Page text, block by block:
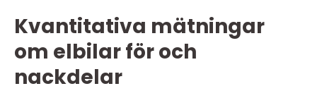
Kvantitativa mätningar
om elbilar för och
nackdelar